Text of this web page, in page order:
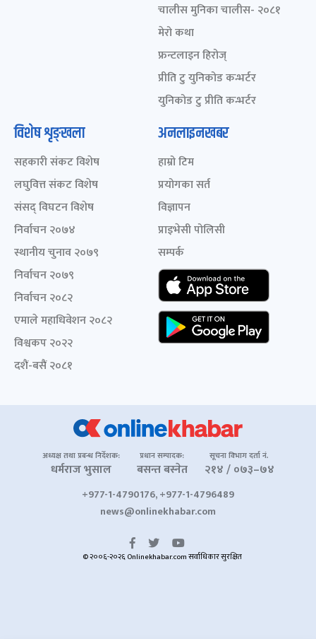
चालीस मुनिका चालीस- २०८१
मेरो कथा
फ्रन्टलाइन हिरोज्
प्रीति टु युनिकोड कन्भर्टर
युनिकोड टु प्रीति कन्भर्टर
विशेष शृङ्खला
सहकारी संकट विशेष
लघुवित्त संकट विशेष
संसद् विघटन विशेष
निर्वाचन २०७४
स्थानीय चुनाव २०७९
निर्वाचन २०७९
निर्वाचन २०८२
एमाले महाधिवेशन २०८२
विश्वकप २०२२
दशैं-बसैं २०८१
अनलाइनखबर
हाम्रो टिम
प्रयोगका सर्त
विज्ञापन
प्राइभेसी पोलिसी
सम्पर्क
अध्यक्ष तथा प्रबन्ध निर्देशक:
धर्मराज भुसाल
प्रधान सम्पादक:
बसन्त बस्नेत
सूचना विभाग दर्ता नं.
२१४ / ०७३–७४
+977-1-4790176, +977-1-4796489
news@onlinekhabar.com
© २००६-२०२६ Onlinekhabar.com सर्वाधिकार सुरक्षित